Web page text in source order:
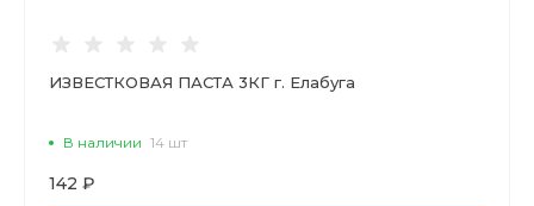
ИЗВЕСТКОВАЯ ПАСТА 3КГ г. Елабуга
В наличии 14 шт
142 ₽